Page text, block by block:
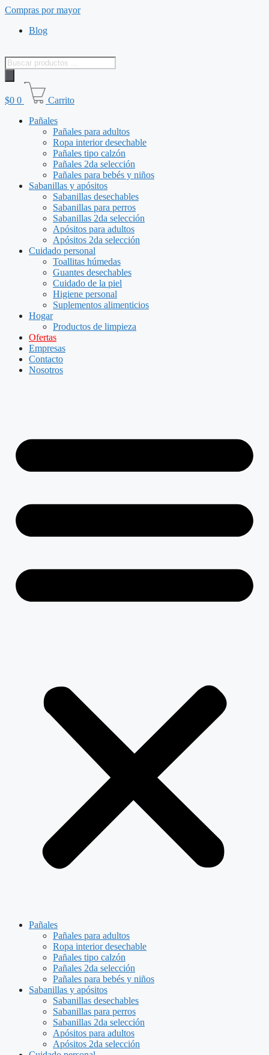
Saltar
contenido
Compras por mayor
Blog
Búsqueda
de
productos
$0 0
Carrito
Pañales
Pañales para adultos
Ropa interior desechable
Pañales tipo calzón
Pañales 2da selección
Pañales para bebés y niños
Sabanillas y apósitos
Sabanillas desechables
Sabanillas para perros
Sabanillas 2da selección
Apósitos para adultos
Apósitos 2da selección
Cuidado personal
Toallitas húmedas
Guantes desechables
Cuidado de la piel
Higiene personal
Suplementos alimenticios
Hogar
Productos de limpieza
Ofertas
Empresas
Contacto
Nosotros
Pañales
Pañales para adultos
Ropa interior desechable
Pañales tipo calzón
Pañales 2da selección
Pañales para bebés y niños
Sabanillas y apósitos
Sabanillas desechables
Sabanillas para perros
Sabanillas 2da selección
Apósitos para adultos
Apósitos 2da selección